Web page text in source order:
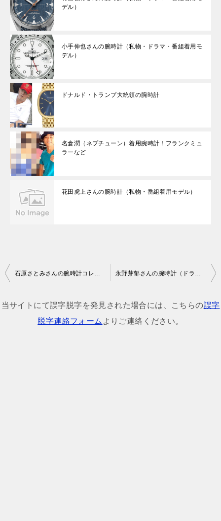
デル）
小手伸也さんの腕時計（私物・ドラマ・番組着用モ
デル）
ドナルド・トランプ大統領の腕時計
名倉潤（ネプチューン）着用腕時計！フランクミュ
ラーなど
花田虎上さんの腕時計（私物・番組着用モデル）
投
ナ
当サイトにて誤字脱字を発見された場合には、こちらの誤字
脱字連絡フォーム よりご連絡ください。